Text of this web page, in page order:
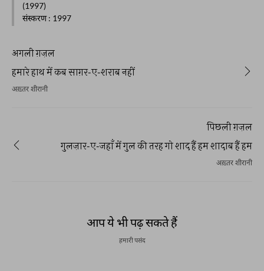
(1997)
संस्करण: 1997
अगली ग़ज़ल
हमारे हाथ में कब साग़र-ए-शराब नहीं
अख़्तर शीरानी
पिछली ग़ज़ल
गुलज़ार-ए-जहाँ में गुल की तरह गो शाद हैं हम शादाब हैं हम
अख़्तर शीरानी
आप ये भी पढ़ सकते हैं
हमारी पसंद